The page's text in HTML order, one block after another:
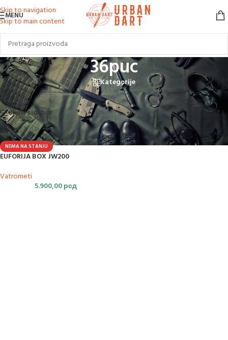
Skip to navigation
Skip to main content
MENU
36puc
Kategorije
Početna/Proizvod označen „36puc“
Prikazan jedan rezultat
Show sidebar
NEMA NA STANJU
EUFORIJA BOX JW200
Vatrometi
5.900,00рсд